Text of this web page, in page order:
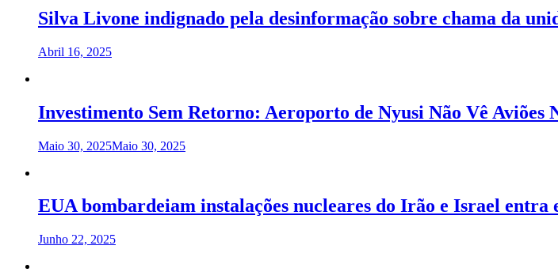
Silva Livone indignado pela desinformação sobre chama da
Abril 16, 2025
Investimento Sem Retorno: Aeroporto de Nyusi Não Vê Aviões
Maio 30, 2025Maio 30, 2025
EUA bombardeiam instalações nucleares do Irão e Israel entra
Junho 22, 2025